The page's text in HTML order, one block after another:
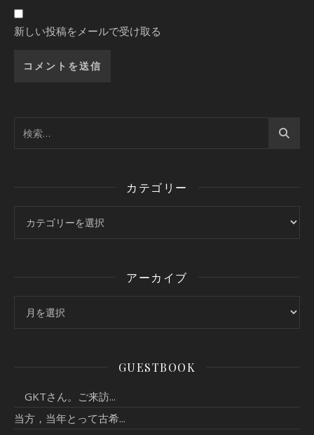
新しい投稿をメールで受け取る
カテゴリー
アーカイブ
GUESTBOOK
GKTさん。ご来訪...
当方，当年とって古希...